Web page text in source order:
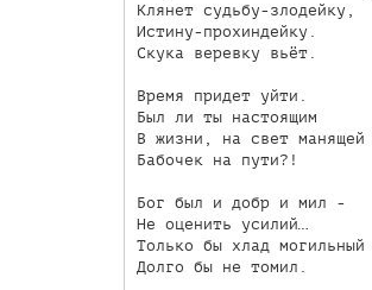
Клянет судьбу-злодейку,
Истину-прохиндейку.
Скука веревку вьёт.
Время придет уйти.
Был ли ты настоящим
В жизни, на свет манящей
Бабочек на пути?!
Бог был и добр и мил -
Не оценить усилий…
Только бы хлад могильный
Долго бы не томил.